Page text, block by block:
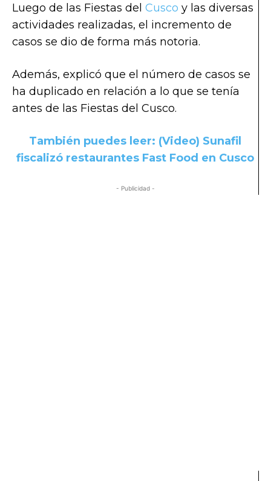
Luego de las Fiestas del Cusco y las diversas
actividades realizadas, el incremento de
casos se dio de forma más notoria.
Además, explicó que el número de casos se
ha duplicado en relación a lo que se tenía
antes de las Fiestas del Cusco.
También puedes leer: (Video) Sunafil
fiscalizó restaurantes Fast Food en Cusco
- Publicidad -